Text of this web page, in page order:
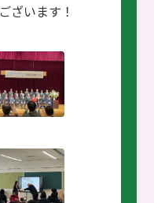
ざいます！